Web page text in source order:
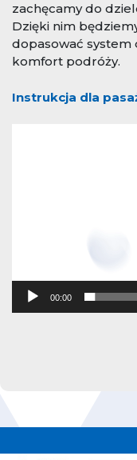
zachęcamy do
Dzięki nim
dopasować system
komfort podróży.
Instrukcja dla
00:00